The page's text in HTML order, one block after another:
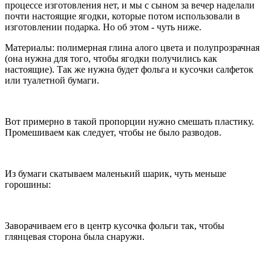
процессе изготовления нет, и мы с сыном за вечер наделали
почти настоящие ягодки, которые потом использовали в
изготовлении подарка. Но об этом - чуть ниже.
Материалы: полимерная глина алого цвета и полупрозрачная
(она нужна для того, чтобы ягодки получились как
настоящие). Так же нужна будет фольга и кусочки салфеток
или туалетной бумаги.
Вот примерно в такой пропорции нужно смешать пластику.
Промешиваем как следует, чтобы не было разводов.
Из бумаги скатываем маленький шарик, чуть меньше
горошины:
Заворачиваем его в центр кусочка фольги так, чтобы
глянцевая сторона была снаружи.